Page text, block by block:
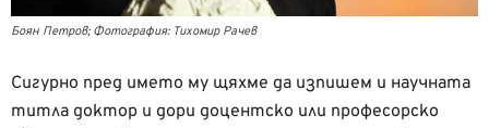
Боян Петров; Фотография: Тихомир Рачев
Сигурно пред името му щяхме да изпишем и научната
титла доктор и дори доцентско или професорско